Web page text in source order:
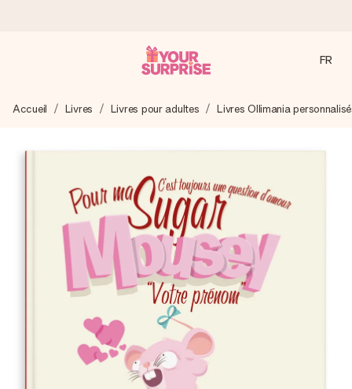
Nous préparons votre cadeau avec attention et l’envoyons
4,8 (sur la base de +15 000 avis)
Nos cadeaux sont appréciés. Les clients nous attribuent
une note de 4,8 sur Google Reviews (total de tous les
pays où nous sommes présents).
Carte de vœux gratuite
Créez quelque chose d’unique en quelques étapes – avec
son prénom, votre photo ou un message qui touche le cœur.
FR
Accueil Livres Livres pour adultes Livres Ollimania